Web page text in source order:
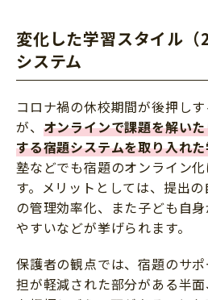
変化した学習スタイル
システム
コロナ禍の休校期間が後押し
が、 オンラインで課題を解い
する宿題システムを取り入れ
塾などでも宿題のオンライン
す。メリットとしては、提出
の管理効率化、また子ども自
やすいなどが挙げられます。
保護者の観点では、宿題のサ
担が軽減された部分がある半